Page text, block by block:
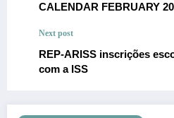
CALENDAR FEBRUARY
Next post
REP-ARISS inscrições
com a ISS